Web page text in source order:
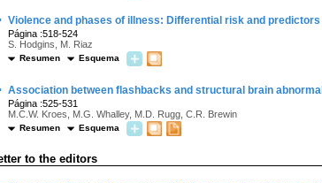
Violence and phases of illness: Differential risk and predictors
Página :518-524
S. Hodgins, M. Riaz
Resumen Esquema
Association between flashbacks and structural brain
Página :525-531
M.C.W. Kroes, M.G. Whalley, M.D. Rugg, C.R. Brewin
Resumen Esquema
to the editors